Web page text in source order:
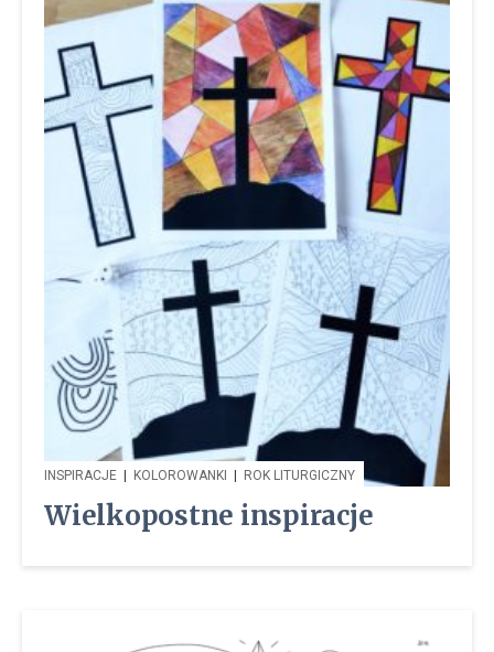
INSPIRACJE | KOLOROWANKI | ROK LITURGICZNY
Wielkopostne inspiracje